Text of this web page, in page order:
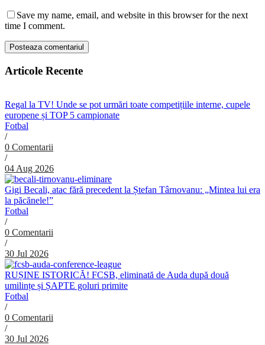
Save my name, email, and website in this browser for the next
time I comment.
Articole Recente
Regal la TV! Unde se pot urmări toate competițiile interne, cupele
europene și TOP 5 campionate
Fotbal
/
0 Comentarii
/
04 Aug 2026
Gigi Becali, atac fără precedent la Ștefan Târnovanu: „Mintea lui era
la păcănele!”
Fotbal
/
0 Comentarii
/
30 Jul 2026
RUȘINE ISTORICĂ! FCSB, eliminată de Auda după două
umilințe și ȘAPTE goluri primite
Fotbal
/
0 Comentarii
/
30 Jul 2026